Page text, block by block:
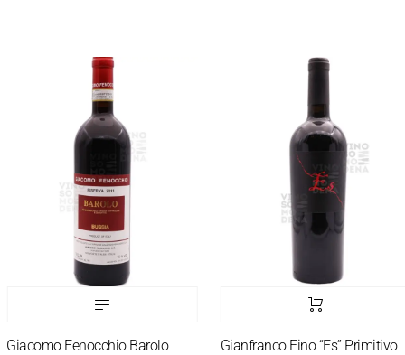
Fenocchio Barolo
Gianfranco Fino “Es” Primitivo